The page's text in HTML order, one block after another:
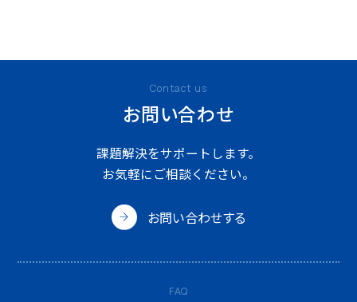
Contact us
お問い合わせ
課題解決をサポートします。
お気軽にご相談ください。
お問い合わせする
FAQ